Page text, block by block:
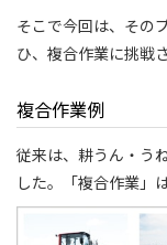
そこで今回は、その
ひ、複合作業に挑戦
複合作業例
従来は、耕うん・う
した。「複合作業」